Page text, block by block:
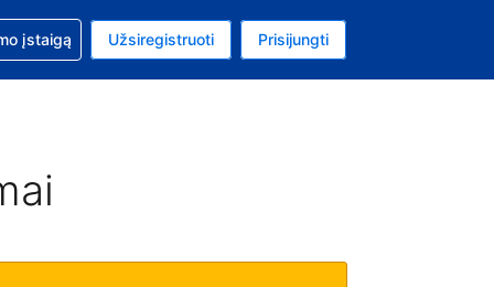
Jungtinių Valstijų doleris
kalba: Lietuvių
įstaigą Užsiregistruoti Prisijungti